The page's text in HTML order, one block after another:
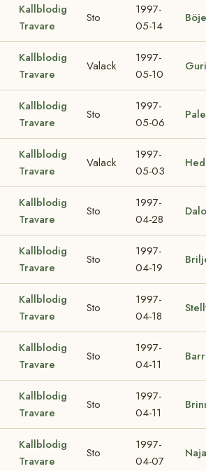
Kallblodig
Travare
Sto
1997-
05-14
Kallblodig
Travare
Valack
1997-
05-10
Kallblodig
Travare
Sto
1997-
05-06
Kallblodig
Travare
Valack
1997-
05-03
Kallblodig
Travare
Sto
1997-
04-28
Kallblodig
Travare
Sto
1997-
04-19
Kallblodig
Travare
Sto
1997-
04-18
Kallblodig
Travare
Sto
1997-
04-11
Kallblodig
Travare
Sto
1997-
04-11
Kallblodig
Travare
Sto
1997-
04-07